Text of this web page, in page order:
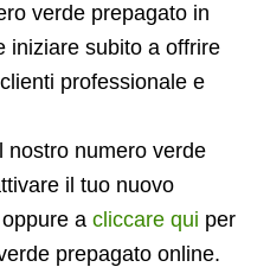
verde prepagato in
iniziare subito a offrire
professionale e
nostro numero verde
il tuo nuovo
a cliccare qui per
prepagato online.